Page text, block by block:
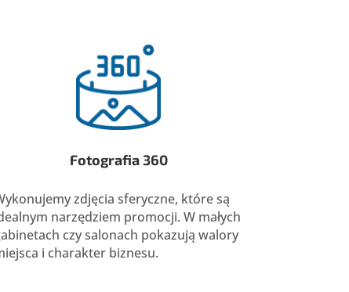
Fotografia 360
zdjęcia sferyczne, które są
narzędziem promocji. W małych
czy salonach pokazują walory
i charakter biznesu.